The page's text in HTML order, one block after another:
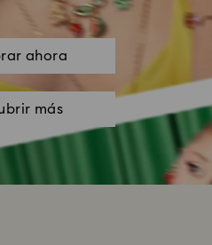
ahora
más